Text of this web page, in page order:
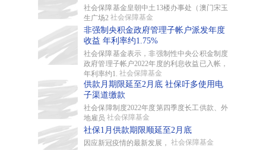
社会保障基金皇朝中土13楼办事处（澳门宋玉
生广场2 社会保障基金
非强制央积金政府管理子帐户派发年度
收益 年利率约1.75%
社会保障基金表示，非强制性中央公积金制度
政府管理子帐户2022年度的利息收益已入帐，
年利率约1. 社会保障基金
供款月期限延至2月底 社保吁多使用电
子渠道缴款
社会保障制度2022年度第四季度长工供款、外
地雇员 社会保障基金
社保1月供款期限顺延至2月底
因应新冠疫情的最新发展， 社会保障基金